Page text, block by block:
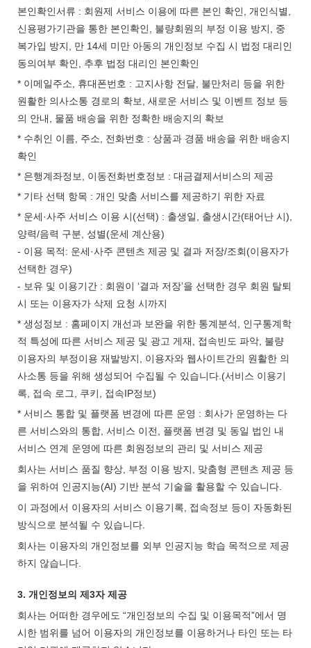
본인확인서류 : 회원제 서비스 이용에 따른 본인 확인, 개인식별,
신용평가기관을 통한 본인확인, 불량회원의 부정 이용 방지, 중
복가입 방지, 만 14세 미만 아동의 개인정보 수집 시 법정 대리인
동의여부 확인, 추후 법정 대리인 본인확인
* 이메일주소, 휴대폰번호 : 고지사항 전달, 불만처리 등을 위한
원활한 의사소통 경로의 확보, 새로운 서비스 및 이벤트 정보 등
의 안내, 물품 배송을 위한 정확한 배송지의 확보
* 수취인 이름, 주소, 전화번호 : 상품과 경품 배송을 위한 배송지
확인
* 은행계좌정보, 이동전화번호정보 : 대금결제서비스의 제공
* 기타 선택 항목 : 개인 맞춤 서비스를 제공하기 위한 자료
* 운세·사주 서비스 이용 시(선택) : 출생일, 출생시간(태어난 시),
양력/음력 구분, 성별(운세 계산용)
- 이용 목적: 운세·사주 콘텐츠 제공 및 결과 저장/조회(이용자가
선택한 경우)
- 보유 및 이용기간 : 회원이 ‘결과 저장’을 선택한 경우 회원 탈퇴
시 또는 이용자가 삭제 요청 시까지
* 생성정보 : 홈페이지 개선과 보완을 위한 통계분석, 인구통계학
적 특성에 따른 서비스 제공 및 광고 게재, 접속빈도 파악, 불량
이용자의 부정이용 재발방지, 이용자와 웹사이트간의 원활한 의
사소통 등을 위해 생성되어 수집될 수 있습니다.(서비스 이용기
록, 접속 로그, 쿠키, 접속IP정보)
* 서비스 통합 및 플랫폼 변경에 따른 운영 : 회사가 운영하는 다
른 서비스와의 통합, 서비스 이전, 플랫폼 변경 및 동일 법인 내
서비스 연계 운영에 따른 회원정보의 관리 및 서비스 제공
회사는 서비스 품질 향상, 부정 이용 방지, 맞춤형 콘텐츠 제공 등
을 위하여 인공지능(AI) 기반 분석 기술을 활용할 수 있습니다.
이 과정에서 이용자의 서비스 이용기록, 접속정보 등이 자동화된
방식으로 분석될 수 있습니다.
회사는 이용자의 개인정보를 외부 인공지능 학습 목적으로 제공
하지 않습니다.
3. 개인정보의 제3자 제공
회사는 어떠한 경우에도 “개인정보의 수집 및 이용목적”에서 명
시한 범위를 넘어 이용자의 개인정보를 이용하거나 타인 또는 타